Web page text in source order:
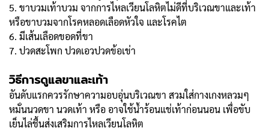
5. ขาบวมเท้าบวม จากการไหลเวียนโลหิตไม่ดีที่บริเวณขาและเท้า
หรือขาบวมจากโรคหลอดเลือดหัวใจ และโรคไต
6. มีเส้นเลือดขอดที่ขา
7. ปวดสะโพก ปวดเอวปวดข้อเข่า
วิธีการดูแลขาและเท้า
อันดับแรกควรรักษาความอบอุ่นบริเวณขา สวมใส่กางเกงหลวมๆ
หมั่นนวดขา นวดเท้า หรือ อาจใช้น้ำร้อนแช่เท้าก่อนนอน เพื่อขับ
เย็นไล่ชื้นส่งเสริมการไหลเวียนโลหิต